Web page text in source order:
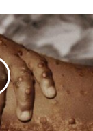
غرب
الإخباري
تعيين